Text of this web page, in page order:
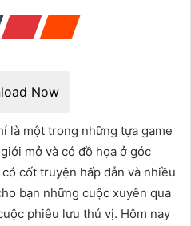
Now
là một trong những tựa game
mở và có đồ họa ở góc
cốt truyện hấp dẫn và nhiều
bạn những cuộc xuyên qua
phiêu lưu thú vị. Hôm nay